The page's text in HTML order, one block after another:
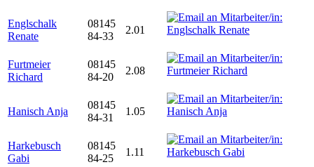
Englschalk
Renate
08145
84-33
2.01
Furtmeier
Richard
08145
84-20
2.08
Hanisch Anja
08145
84-31
1.05
Harkebusch
Gabi
08145
84-25
1.11